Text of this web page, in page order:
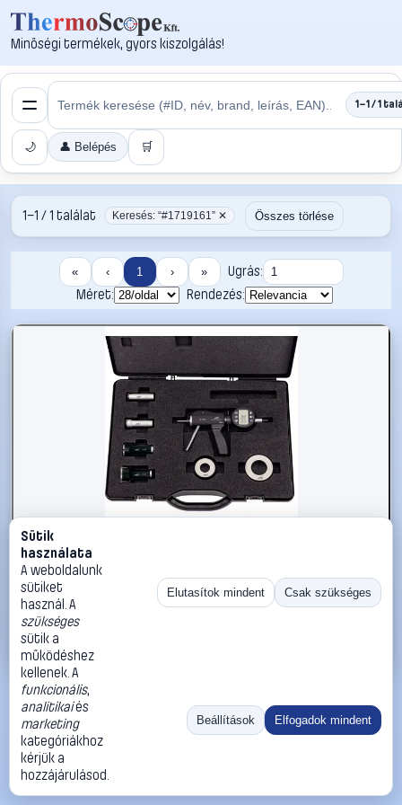
Minőségi termékek, gyors kiszolgálás!
1–1 / 1
🌙 👤 Belépés 🛒
1–1 / 1 találat Keresés: “#1719161” ✕ Összes törlése
« ‹ 1 › »
Ugrás:
Méret:
Rendezés:
#1719161
HELIOS PREISSER DIGI-MET® 1924578 Belső mérőpisztoly
HELIOS PREISSER Mikrométerek
1 126 990 Ft
Kosárba
«
Méret:
Rendezés:
©2026
ThermoScope
Cégbemutató
Sütik
használata
A weboldalunk
sütiket
használ. A
szükséges
sütik a
működéshez
kellenek. A
funkcionális,
analitikaiés
marketing
kategóriákhoz
kérjük a
hozzájárulásod.
Elutasítok mindent Csak szükséges
Beállítások Elfogadok mindent